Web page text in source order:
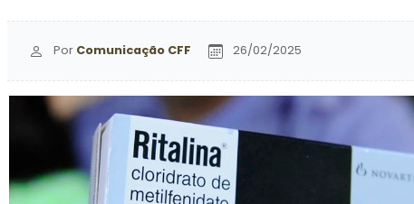
Por Comunicação CFF 26/02/2025